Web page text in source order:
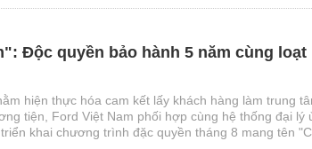
Độc quyền bảo hành 5 năm cùng loạt
hiện thực hóa cam kết lấy khách hàng làm trung
tiện, Ford Việt Nam phối hợp cùng hệ thống đại lý
khai chương trình đặc quyền tháng 8 mang tên